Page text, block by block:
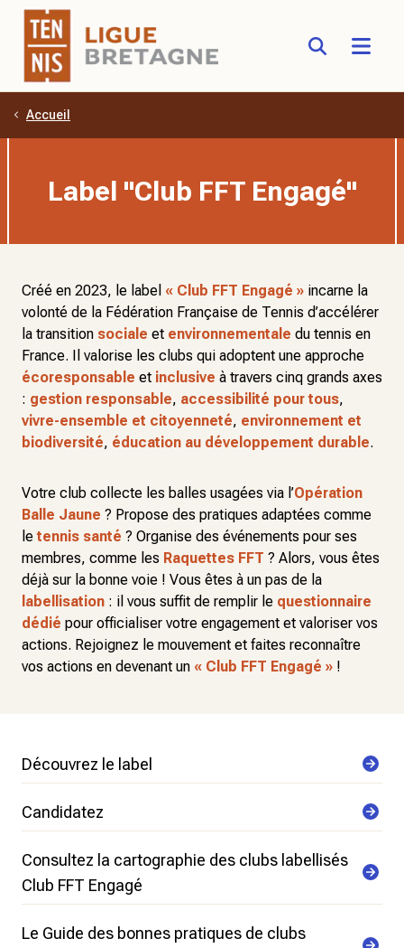
Aller au contenu principal
Accueil
Label "Club FFT Engagé"
Créé en 2023, le label « Club FFT Engagé » incarne la
volonté de la Fédération Française de Tennis d’accélérer
la transition sociale et environnementale du tennis en
France. Il valorise les clubs qui adoptent une approche
écoresponsable et inclusive à travers cinq grands axes
: gestion responsable, accessibilité pour tous,
vivre-ensemble et citoyenneté, environnement et
biodiversité, éducation au développement durable.
Votre club collecte les balles usagées via l’Opération
Balle Jaune ? Propose des pratiques adaptées comme
letennis santé ? Organise des événements pour ses
membres, comme les Raquettes FFT ? Alors, vous êtes
déjà sur la bonne voie ! Vous êtes à un pas de la
labellisation : il vous suffit de remplir le questionnaire
dédié pour officialiser votre engagement et valoriser vos
actions. Rejoignez le mouvement et faites reconnaître
vos actions en devenant un « Club FFT Engagé » !
Découvrez le label
Candidatez
Consultez la cartographie des clubs labellisés
Club FFT Engagé
Le Guide des bonnes pratiques de clubs